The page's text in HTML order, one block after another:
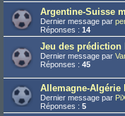
Argentine-Suisse
Dernier message par
Réponses : 14
Jeu des prédiction
Dernier message par
Réponses : 45
Allemagne-Algérie
Dernier message par
Réponses : 5